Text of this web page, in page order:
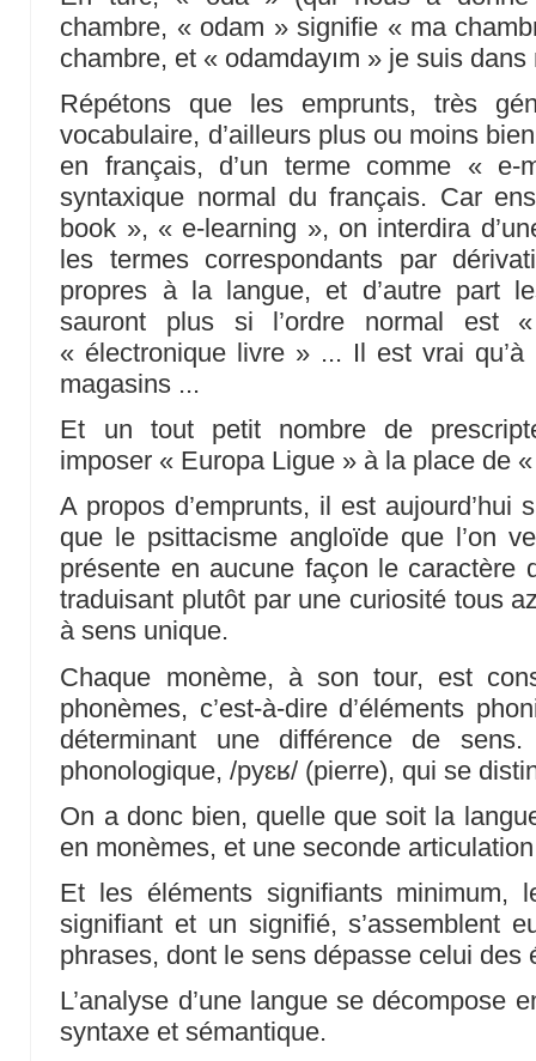
chambre, « odam » signifie « ma
chambre, et « odamdayım » je suis
Répétons que les emprunts, très
vocabulaire, d’ailleurs plus ou moins
en français, d’un terme comme « e-
syntaxique normal du français. Car
book », « e-learning », on interdira
les termes correspondants par
propres à la langue, et d’autre part
sauront plus si l’ordre normal est
« électronique livre » ... Il est vrai
magasins ...
Et un tout petit nombre de
imposer « Europa Ligue » à la place de
A propos d’emprunts, il est aujourd’hui
que le psittacisme angloïde que l’on
présente en aucune façon le caractère
traduisant plutôt par une curiosité tous
à sens unique.
Chaque monème, à son tour, est
phonèmes, c’est-à-dire d’éléments
déterminant une différence de
phonologique, /pyɛʁ/ (pierre), qui se
On a donc bien, quelle que soit la
en monèmes, et une seconde
Et les éléments signifiants minimum,
signifiant et un signifié, s’assemblent
phrases, dont le sens dépasse celui des
L’analyse d’une langue se décompose
syntaxe et sémantique.